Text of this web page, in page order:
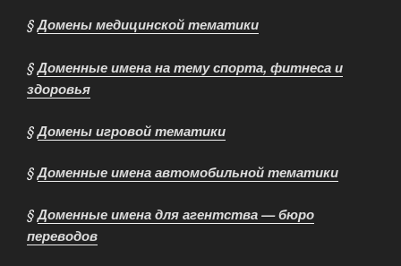
§Домены медицинской тематики
§Доменные имена на тему спорта, фитнеса и
здоровья
§Домены игровой тематики
§Доменные имена автомобильной тематики
§Доменные имена для агентства — бюро
переводов